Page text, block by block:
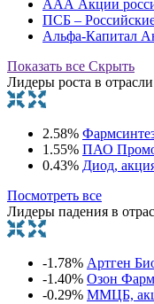
ААА Акции
ПСБ –
Альфа-Капитал
Показать все Скрыть
Лидеры роста в отрасли
2.58%
1.55% ПАО
0.43% Диод,
Посмотреть все
Лидеры падения в
-1.78% Артген
-1.40% Озон
-0.29% ММЦБ,